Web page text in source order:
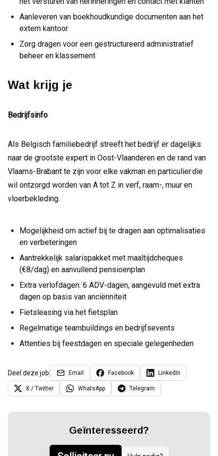
Aanleveren van boekhoudkundige documenten aan het
extern kantoor
Zorg dragen voor een gestructureerd administratief
beheer en klassement
Wat krijg je
Bedrijfsinfo
Als Belgisch familiebedrijf streeft het bedrijf er dagelijks
naar de grootste expert in Oost-Vlaanderen en de rand van
Vlaams-Brabant te zijn voor elke vakman en particulier die
wil ontzorgd worden van A tot Z in verf, raam-, muur en
vloerbekleding.
Mogelijkheid om actief bij te dragen aan optimalisaties
en verbeteringen
Aantrekkelijk salarispakket met maaltijdcheques
(€8/dag) en aanvullend pensioenplan
Extra verlofdagen: 6 ADV-dagen, aangevuld met extra
dagen op basis van anciënniteit
Fietsleasing via het fietsplan
Regelmatige teambuildings en bedrijfsevents
Attenties bij feestdagen en speciale gelegenheden
Deel deze job: Email Facebook LinkedIn
X / Twitter WhatsApp Telegram
Geïnteresseerd?